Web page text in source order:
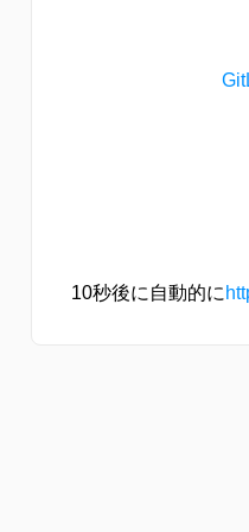
10秒後に自動的に